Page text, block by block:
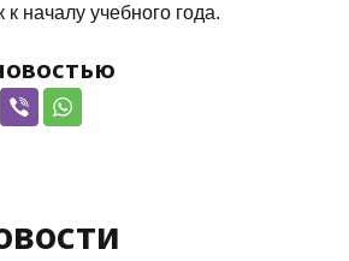
началу учебного года.